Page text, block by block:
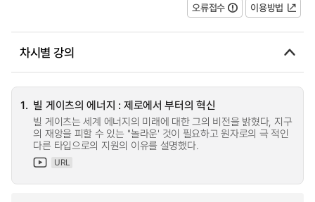
오류접수
이용방법
차시별 강의
1. 빌 게이츠의 에너지 : 제로에서 부터의 혁신
빌 게이츠는 세계 에너지의 미래에 대한 그의 비전을 밝혔다, 지구
의 재앙을 피할 수 있는 ''놀라운' 것이 필요하고 원자로의 극 적인
다른 타입으로의 지원의 이유를 설명했다.
URL